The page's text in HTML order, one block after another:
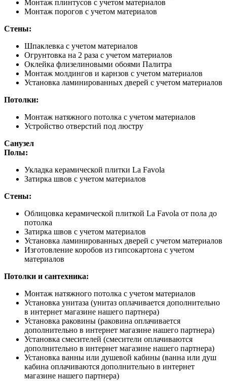
Монтаж плинтусов с учетом материалов
Монтаж порогов с учетом материалов
Стены:
Шпаклевка с учетом материалов
Огрунтовка на 2 раза с учетом материалов
Оклейка флизелиновыми обоями Палитра
Монтаж молдингов и карнзов с учетом материалов
Установка ламинированных дверей с учетом материалов
Потолки:
Монтаж натяжного потолка с учетом материалов
Устройство отверстий под люстру
Санузел
Полы:
Укладка керамической плитки La Favola
Затирка швов с учетом материалов
Стены:
Облицовка керамической плиткой La Favola от пола до
потолка
Затирка швов с учетом материалов
Установка ламинированных дверей с учетом материалов
Изготовление коробов из гипсокартона с учетом
материалов
Потолки и сантехника:
Монтаж натяжного потолка с учетом материалов
Установка унитаза (унитаз оплачивается дополнительно
в интернет магазине нашего партнера)
Установка раковины (раковина оплачивается
дополнительно в интернет магазине нашего партнера)
Установка смесителей (смесители оплачиваются
дополнительно в интернет магазине нашего партнера)
Установка ванны или душевой кабины (ванна или душ
кабина оплачиваются дополнительно в интернет
магазине нашего партнера)